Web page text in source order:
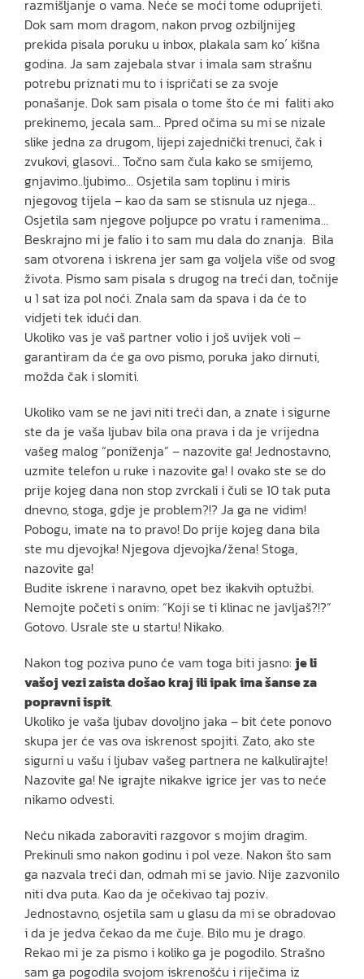
razmišljanje o vama. Neće se moći tome oduprijeti.
Dok sam mom dragom, nakon prvog ozbiljnijeg
prekida pisala poruku u inbox, plakala sam ko´ kišna
godina. Ja sam zajebala stvar i imala sam strašnu
potrebu priznati mu to i ispričati se za svoje
ponašanje. Dok sam pisala o tome što će mi faliti ako
prekinemo, jecala sam… Ppred očima su mi se nizale
slike jedna za drugom, lijepi zajednički trenuci, čak i
zvukovi, glasovi… Točno sam čula kako se smijemo,
gnjavimo..ljubimo… Osjetila sam toplinu i miris
njegovog tijela – kao da sam se stisnula uz njega…
Osjetila sam njegove poljupce po vratu i ramenima…
Beskrajno mi je falio i to sam mu dala do znanja. Bila
sam otvorena i iskrena jer sam ga voljela više od svog
života. Pismo sam pisala s drugog na treći dan, točnije
u 1 sat iza pol noći. Znala sam da spava i da će to
vidjeti tek idući dan.
Ukoliko vas je vaš partner volio i još uvijek voli –
garantiram da će ga ovo pismo, poruka jako dirnuti,
možda čak i slomiti.
Ukoliko vam se ne javi niti treći dan, a znate i sigurne
ste da je vaša ljubav bila ona prava i da je vrijedna
vašeg malog “poniženja” – nazovite ga! Jednostavno,
uzmite telefon u ruke i nazovite ga! I ovako ste se do
prije kojeg dana non stop zvrckali i čuli se 10 tak puta
dnevno, stoga, gdje je problem?!? Ja ga ne vidim!
Pobogu, imate na to pravo! Do prije kojeg dana bila
ste mu djevojka! Njegova djevojka/žena! Stoga,
nazovite ga!
Budite iskrene i naravno, opet bez ikakvih optužbi.
Nemojte početi s onim: “Koji se ti klinac ne javljaš?!?”
Gotovo. Usrale ste u startu! Nikako.
Nakon tog poziva puno će vam toga biti jasno: je li
vašoj vezi zaista došao kraj ili ipak ima šanse za
popravni ispit.
Ukoliko je vaša ljubav dovoljno jaka – bit ćete ponovo
skupa jer će vas ova iskrenost spojiti. Zato, ako ste
sigurni u vašu i ljubav vašeg partnera ne kalkulirajte!
Nazovite ga! Ne igrajte nikakve igrice jer vas to neće
nikamo odvesti.
Neću nikada zaboraviti razgovor s mojim dragim.
Prekinuli smo nakon godinu i pol veze. Nakon što sam
ga nazvala treći dan, odmah mi se javio. Nije zazvonilo
niti dva puta. Kao da je očekivao taj poziv.
Jednostavno, osjetila sam u glasu da mi se obradovao
i da je jedva čekao da me čuje. Bilo mu je drago.
Rekao mi je za pismo i koliko ga je pogodilo. Strašno
sam ga pogodila svojom iskrenošću i riječima iz